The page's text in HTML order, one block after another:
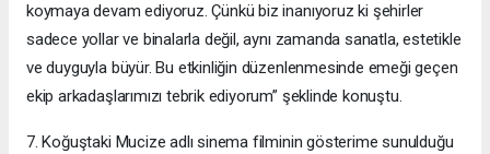
koymaya devam ediyoruz. Çünkü biz inanıyoruz ki şehirler
sadece yollar ve binalarla değil, aynı zamanda sanatla, estetikle
ve duyguyla büyür. Bu etkinliğin düzenlenmesinde emeği geçen
ekip arkadaşlarımızı tebrik ediyorum” şeklinde konuştu.
7. Koğuştaki Mucize adlı sinema filminin gösterime sunulduğu